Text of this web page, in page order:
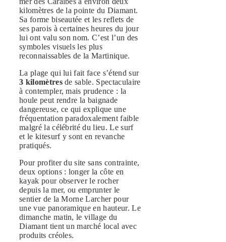
kilomètres de la pointe du Diamant.
Sa forme biseautée et les reflets de
ses parois à certaines heures du jour
lui ont valu son nom. C’est l’un des
symboles visuels les plus
reconnaissables de la Martinique.
La plage qui lui fait face s’étend sur
3 kilomètresde sable. Spectaculaire
à contempler, mais prudence : la
houle peut rendre la baignade
dangereuse, ce qui explique une
fréquentation paradoxalement faible
malgré la célébrité du lieu. Le surf
et le kitesurf y sont en revanche
pratiqués.
Pour profiter du site sans contrainte,
deux options : longer la côte en
kayak pour observer le rocher
depuis la mer, ou emprunter le
sentier de la Morne Larcher pour
une vue panoramique en hauteur. Le
dimanche matin, le village du
Diamant tient un marché local avec
produits créoles.